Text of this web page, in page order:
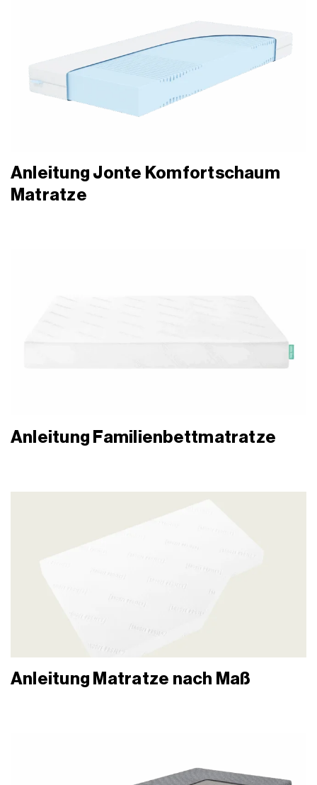
Anleitung Jonte Komfortschaum
Matratze
Anleitung Familienbettmatratze
Anleitung Matratze nach Maß